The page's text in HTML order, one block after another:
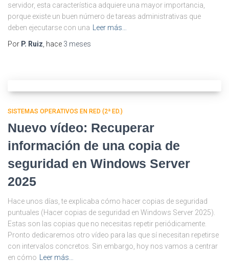
servidor, esta característica adquiere una mayor importancia,
porque existe un buen número de tareas administrativas que
deben ejecutarse con una
Leer más…
Por P. Ruiz , hace 3 meses
SISTEMAS OPERATIVOS EN RED (2ª ED.)
Nuevo vídeo: Recuperar
información de una copia de
seguridad en Windows Server
2025
Hace unos días, te explicaba cómo hacer copias de seguridad
puntuales (Hacer copias de seguridad en Windows Server 2025).
Estas son las copias que no necesitas repetir periódicamente.
Pronto dedicaremos otro vídeo para las que sí necesitan repetirse
con intervalos concretos. Sin embargo, hoy nos vamos a centrar
en cómo
Leer más…